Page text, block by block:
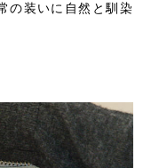
の装いに自然と馴染